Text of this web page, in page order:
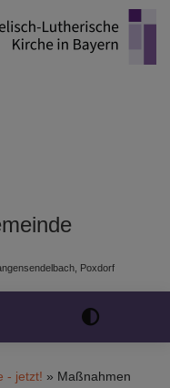
Poxdorf
- jetzt! Maßnahmen